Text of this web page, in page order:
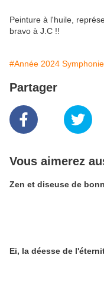
Peinture à l'huile,
bravo à J.C !!
#Année 2024
Partager
Vous aimerez
Zen et diseuse de
Ei, la déesse de